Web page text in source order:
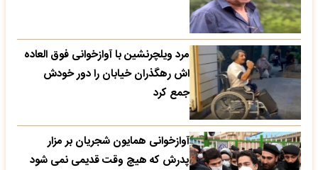
مرد ویلچرنشین با آوازخوانی فوق العاده
اش رهگذران خیابان را دور خودش
جمع کرد
آوازخوانی همایون شجریان بر مزار
پدرش که هیچ وقت قدیمی نمی شود